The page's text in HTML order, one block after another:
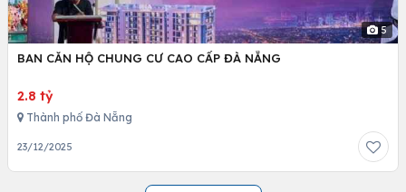
5
BAN CĂN HỘ CHUNG CƯ CAO CẤP ĐÀ NẴNG
2.8 tỷ
Thành phố Đà Nẵng
23/12/2025